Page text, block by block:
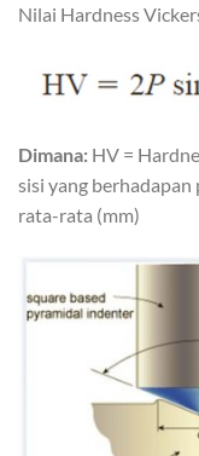
Nilai Hardness
Dimana: HV =
sisi yang
rata-rata (mm)